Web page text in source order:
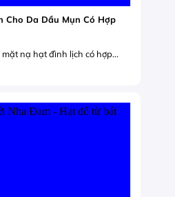
Cho Da Dầu Mụn Có Hợp
nạ hạt đình lịch có hợp...